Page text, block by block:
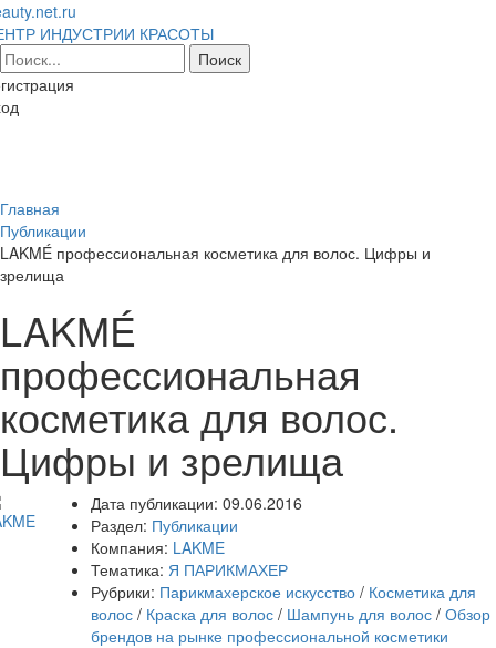
ИНДУСТРИИ КРАСОТЫ
Главная
Публикации
LAKMÉ профессиональная косметика для волос. Цифры и
зрелища
LAKMÉ
профессиональная
косметика для волос.
Цифры и зрелища
Дата публикации: 09.06.2016
Раздел: Публикации
Компания: LAKME
Тематика: Я ПАРИКМАХЕР
Рубрики: Парикмахерское искусство / Косметика для
волос / Краска для волос / Шампунь для волос / Обзор
брендов на рынке профессиональной косметики